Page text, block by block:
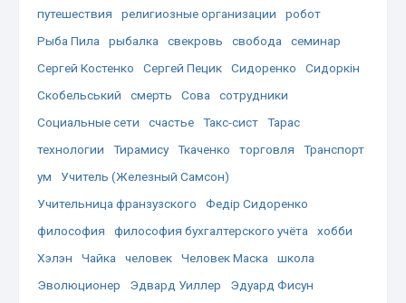
путешествия
религиозные организации
робот
Рыба Пила
рыбалка свекровь свобода
семинар
Сергей Костенко
Сергей Пецик Сидоренко
Сидоркін
Скобельський
смерть Сова
сотрудники
Социальные сети
счастье Такс-сист
Тарас
технологии
Тирамису Ткаченко торговля
Транспорт
ум
Учитель (Железный Самсон)
Учительница франзузского
Федір Сидоренко
философия
философия бухгалтерского учёта
хобби
Хэлэн
Чайка человек Человек Маска
школа
Эволюционер
Эдвард Уиллер
Эдуард Фисун